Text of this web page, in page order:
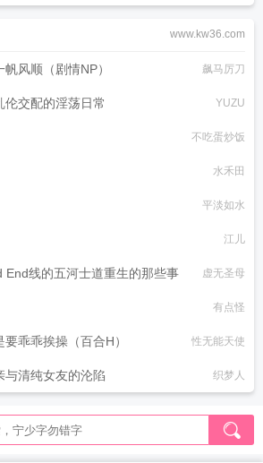
www.kw36.com
帆风顺（剧情NP） 飙马厉刀
交配的淫荡日常 YUZU
不吃蛋炒饭
水禾田
平淡如水
江儿
End线的五河士道重生的那些事 虚无圣母
有点怪
乖乖挨操（百合H） 性无能天使
清纯女友的沦陷 织梦人